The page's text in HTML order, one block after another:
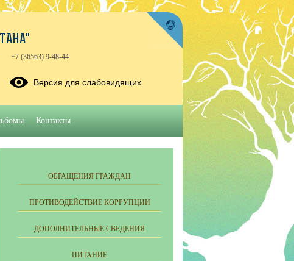
ОБРАЩЕНИЯ ГРАЖДАН
ПРОТИВОДЕЙСТВИЕ КОРРУПЦИИ
ДОПОЛНИТЕЛЬНЫЕ СВЕДЕНИЯ
ПИТАНИЕ
+7 (36563) 9-48-44
Версия для слабовидящих
Контакты